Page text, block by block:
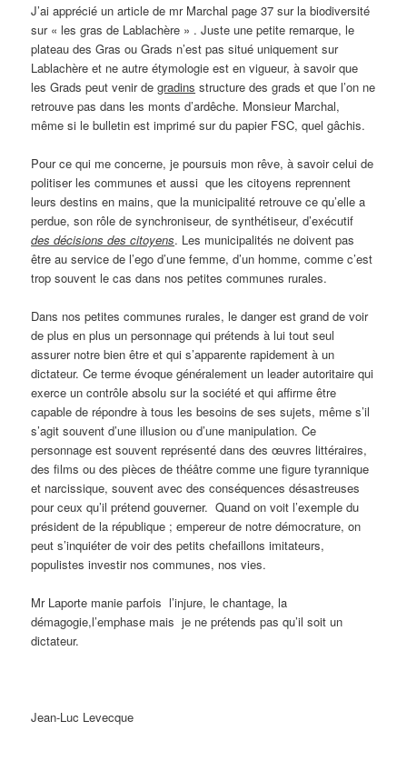
J’ai apprécié un article de mr Marchal page 37 sur la biodiversité
sur « les gras de Lablachère » . Juste une petite remarque, le
plateau des Gras ou Grads n’est pas situé uniquement sur
Lablachère et ne autre étymologie est en vigueur, à savoir que
les Grads peut venir degradins structure des grads et que l’on ne
retrouve pas dans les monts d’ardêche. Monsieur Marchal,
même si le bulletin est imprimé sur du papier FSC, quel gâchis.
Pour ce qui me concerne, je poursuis mon rêve, à savoir celui de
politiser les communes et aussi que les citoyens reprennent
leurs destins en mains, que la municipalité retrouve ce qu’elle a
perdue, son rôle de synchroniseur, de synthétiseur, d’exécutif
des décisions des citoyens. Les municipalités ne doivent pas
être au service de l’ego d’une femme, d’un homme, comme c’est
trop souvent le cas dans nos petites communes rurales.
Dans nos petites communes rurales, le danger est grand de voir
de plus en plus un personnage qui prétends à lui tout seul
assurer notre bien être et qui s’apparente rapidement à un
dictateur. Ce terme évoque généralement un leader autoritaire qui
exerce un contrôle absolu sur la société et qui affirme être
capable de répondre à tous les besoins de ses sujets, même s’il
s’agit souvent d’une illusion ou d’une manipulation. Ce
personnage est souvent représenté dans des œuvres littéraires,
des films ou des pièces de théâtre comme une figure tyrannique
et narcissique, souvent avec des conséquences désastreuses
pour ceux qu’il prétend gouverner. Quand on voit l’exemple du
président de la république ; empereur de notre démocrature, on
peut s’inquiéter de voir des petits chefaillons imitateurs,
populistes investir nos communes, nos vies.
Mr Laporte manie parfois l’injure, le chantage, la
démagogie,l’emphase mais je ne prétends pas qu’il soit un
dictateur.
Jean-Luc Levecque